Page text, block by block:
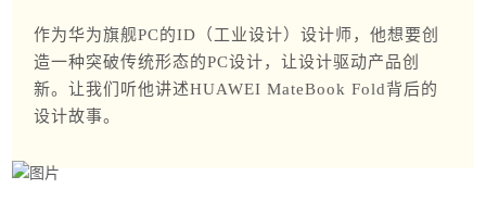
作为华为旗舰PC的ID（工业设计）设计师，他想要创
造一种突破传统形态的PC设计，让设计驱动产品创
新。让我们听他讲述HUAWEI MateBook Fold背后的
设计故事。